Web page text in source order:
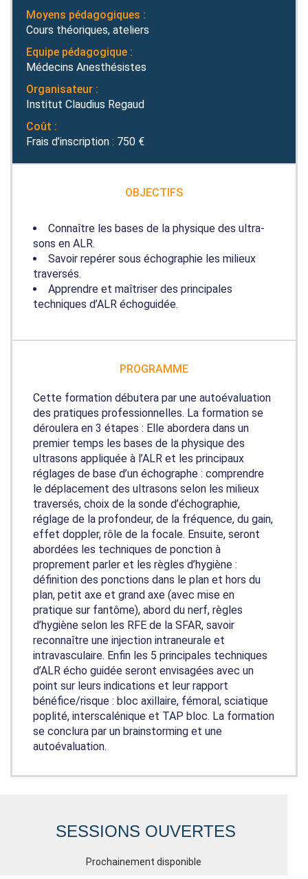
Moyens pédagogiques :
Cours théoriques, ateliers
Equipe pédagogique :
Médecins Anesthésistes
Organisateur :
Institut Claudius Regaud
Coût :
Frais d’inscription : 750 €
OBJECTIFS
Connaître les bases de la physique des ultra-
sons en ALR.
Savoir repérer sous échographie les milieux
traversés.
Apprendre et maîtriser des principales
techniques d’ALR échoguidée.
PROGRAMME
Cette formation débutera par une autoévaluation
des pratiques professionnelles. La formation se
déroulera en 3 étapes : Elle abordera dans un
premier temps les bases de la physique des
ultrasons appliquée à l’ALR et les principaux
réglages de base d’un échographe : comprendre
le déplacement des ultrasons selon les milieux
traversés, choix de la sonde d’échographie,
réglage de la profondeur, de la fréquence, du gain,
effet doppler, rôle de la focale. Ensuite, seront
abordées les techniques de ponction à
proprement parler et les règles d’hygiène :
définition des ponctions dans le plan et hors du
plan, petit axe et grand axe (avec mise en
pratique sur fantôme), abord du nerf, règles
d’hygiène selon les RFE de la SFAR, savoir
reconnaître une injection intraneurale et
intravasculaire. Enfin les 5 principales techniques
d’ALR écho guidée seront envisagées avec un
point sur leurs indications et leur rapport
bénéfice/risque : bloc axillaire, fémoral, sciatique
poplité, interscalénique et TAP bloc. La formation
se conclura par un brainstorming et une
autoévaluation.
SESSIONS OUVERTES
Prochainement disponible